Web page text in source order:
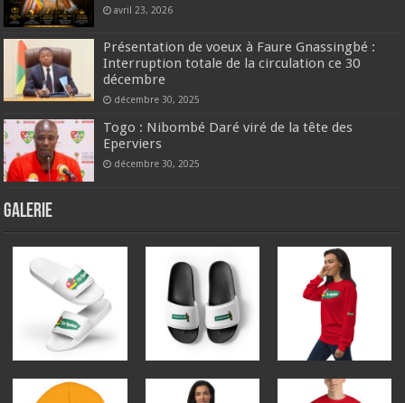
avril 23, 2026
Présentation de voeux à Faure Gnassingbé :
Interruption totale de la circulation ce 30
décembre
décembre 30, 2025
Togo : Nibombé Daré viré de la tête des
Eperviers
décembre 30, 2025
GALERIE